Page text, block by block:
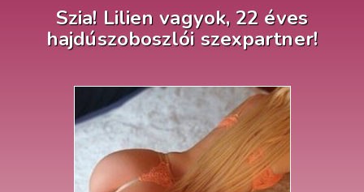
Szia! Lilien vagyok, 22 éves
hajdúszoboszlói szexpartner!